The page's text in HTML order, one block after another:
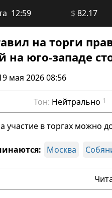
12:59 $82.17
на торги
на юго-западе
мая 2026 08:56
Тон: Нейтрально 1
участие в торгах можно
Москва